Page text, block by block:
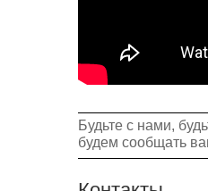
Будьте с нами,
будем сообщать